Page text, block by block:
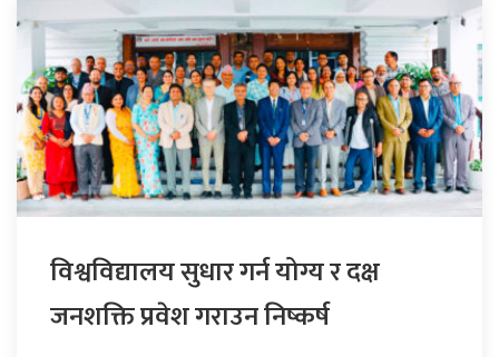
विश्वविद्यालय सुधार गर्न योग्य र दक्ष
जनशक्ति प्रवेश गराउन निष्कर्ष